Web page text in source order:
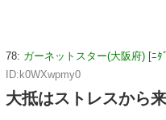
78: ガーネットスター(大阪府) [ﾆﾀ
ID:k0WXwpmy0
大抵はストレスから